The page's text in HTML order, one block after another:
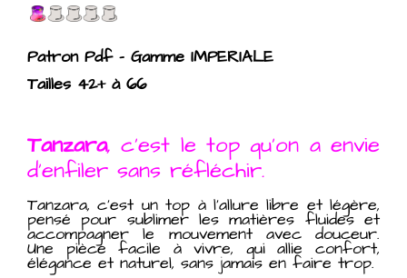
Patron Pdf – Gamme IMPERIALE
Tailles 42+ à 66
Tanzara, c’est le top qu’on a envie
d’enfiler sans réfléchir.
Tanzara, c’est un top à l’allure libre et légère,
pensé pour sublimer les matières fluides et
accompagner le mouvement avec douceur.
Une pièce facile à vivre, qui allie confort,
élégance et naturel, sans jamais en faire trop.